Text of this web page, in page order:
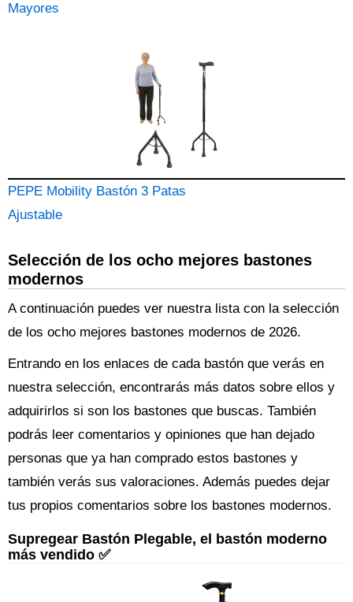
Mayores
PEPE Mobility Bastón 3 Patas
Ajustable
Selección de los ocho mejores bastones
modernos
A continuación puedes ver nuestra lista con la selección
de los ocho mejores bastones modernos de 2026.
Entrando en los enlaces de cada bastón que verás en
nuestra selección, encontrarás más datos sobre ellos y
adquirirlos si son los bastones que buscas. También
podrás leer comentarios y opiniones que han dejado
personas que ya han comprado estos bastones y
también verás sus valoraciones. Además puedes dejar
tus propios comentarios sobre los bastones modernos.
Supregear Bastón Plegable, el bastón moderno
más vendido ✅